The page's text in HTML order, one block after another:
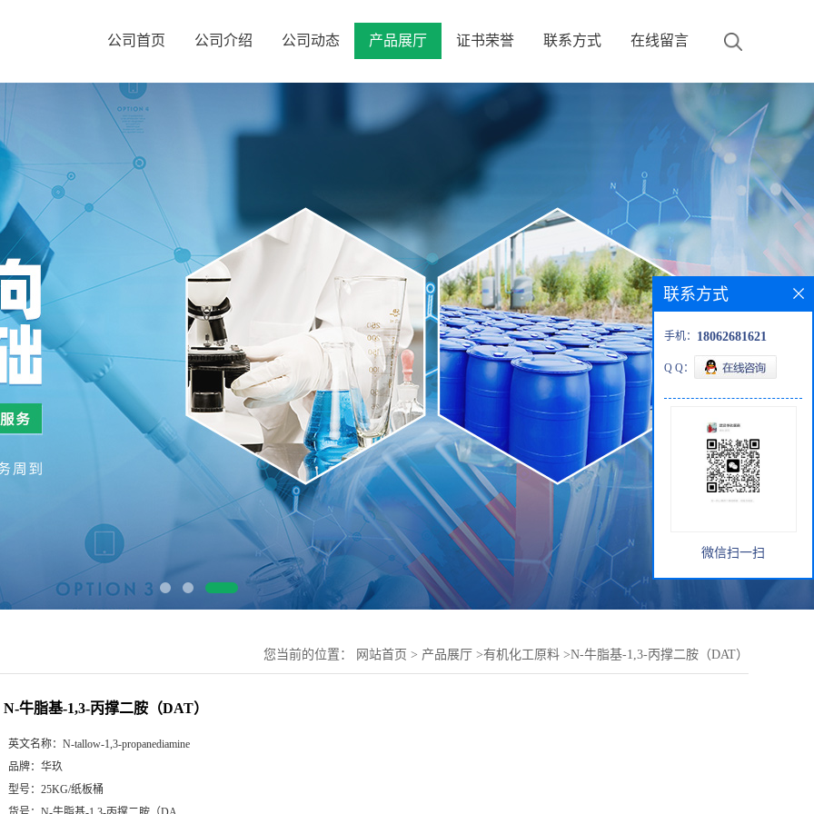
公司首页 公司介绍 公司动态 产品展厅 证书荣誉 联系方式 在线留言
您当前的位置： 网站首页 > 产品展厅 >有机化工原料 >N-牛脂基-1,3-丙撑二胺（DAT）
N-牛脂基-1,3-丙撑二胺（DAT）
英文名称： N-tallow-1,3-propanediamine
品牌： 华玖
型号： 25KG/纸板桶
联系方式
手机： 18062681621
Q Q：
微信扫一扫